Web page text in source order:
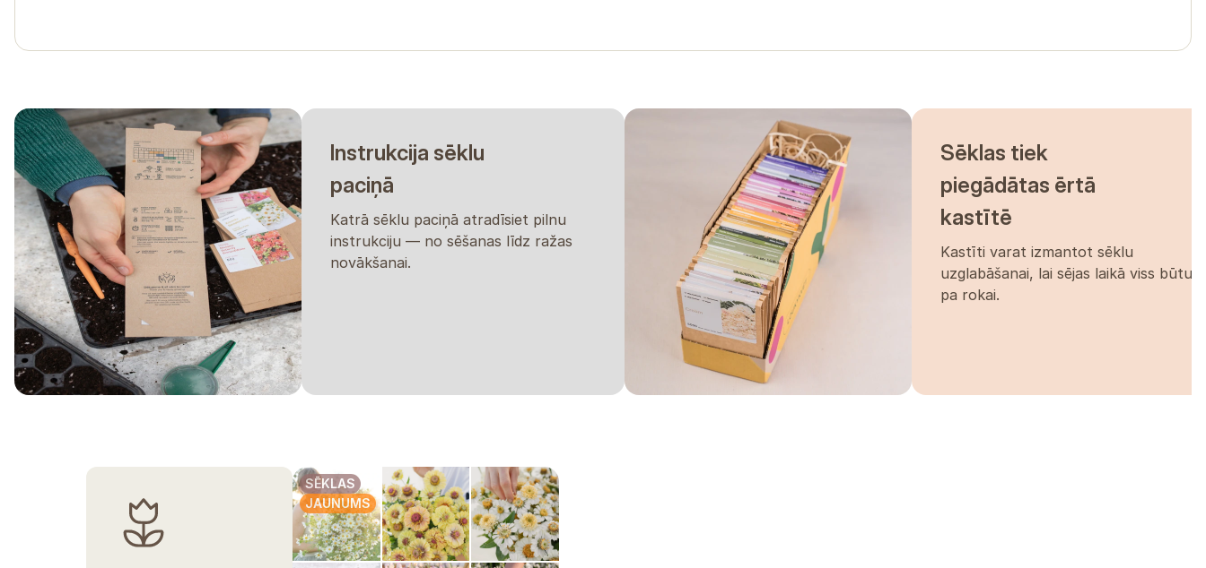
když je střed květu stále zatažený(nevykvetlý). Nezapomeňte také na tzv. deadheading – pravidelné odstraňování odkvetlých květů.
klimata, atrašanās vietas, sējas un pārstādīšanas datumiem, kā arī, iespējams, apstākļiem siltumnīcā. Mēs vienmēr iesakām
pārbaudīt, kā augs uzvedas jūsu apstākļos. Lūdzu, neuztveriet to kā garantiju.
Instrukcija sēklu
paciņā
Katrā sēklu paciņā atradīsiet pilnu
instrukciju — no sēšanas līdz ražas
novākšanai.
Sēklas tiek
piegādātas ērtā
kastītē
Kastīti varat izmantot sēklu
uzglabāšanai, lai sējas laikā viss būtu
pa rokai.
SĒKLAS
JAUNUMS